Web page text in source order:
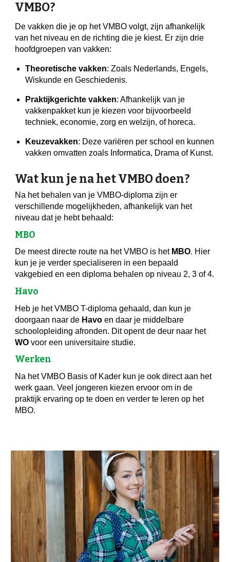
VMBO?
De vakken die je op het VMBO volgt, zijn afhankelijk
van het niveau en de richting die je kiest. Er zijn drie
hoofdgroepen van vakken:
Theoretische vakken: Zoals Nederlands, Engels,
Wiskunde en Geschiedenis.
Praktijkgerichte vakken: Afhankelijk van je
vakkenpakket kun je kiezen voor bijvoorbeeld
techniek, economie, zorg en welzijn, of horeca.
Keuzevakken: Deze variëren per school en kunnen
vakken omvatten zoals Informatica, Drama of Kunst.
Wat kun je na het VMBO doen?
Na het behalen van je VMBO-diploma zijn er
verschillende mogelijkheden, afhankelijk van het
niveau dat je hebt behaald:
MBO
De meest directe route na het VMBO is het MBO. Hier
kun je je verder specialiseren in een bepaald
vakgebied en een diploma behalen op niveau 2, 3 of 4.
Havo
Heb je het VMBO T-diploma gehaald, dan kun je
doorgaan naar de Havo en daar je middelbare
schoolopleiding afronden. Dit opent de deur naar het
WO voor een universitaire studie.
Werken
Na het VMBO Basis of Kader kun je ook direct aan het
werk gaan. Veel jongeren kiezen ervoor om in de
praktijk ervaring op te doen en verder te leren op het
MBO.